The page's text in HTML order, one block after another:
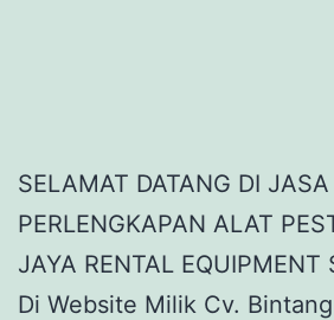
SELAMAT DATANG DI JASA
PERLENGKAPAN ALAT
JAYA RENTAL
Di Website Milik Cv.